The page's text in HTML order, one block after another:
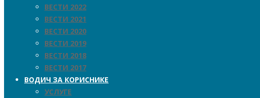
ВЕСТИ 2022
ВЕСТИ 2021
ВЕСТИ 2020
ВЕСТИ 2019
ВЕСТИ 2018
ВЕСТИ 2017
ВОДИЧ ЗА КОРИСНИКЕ
УСЛУГЕ